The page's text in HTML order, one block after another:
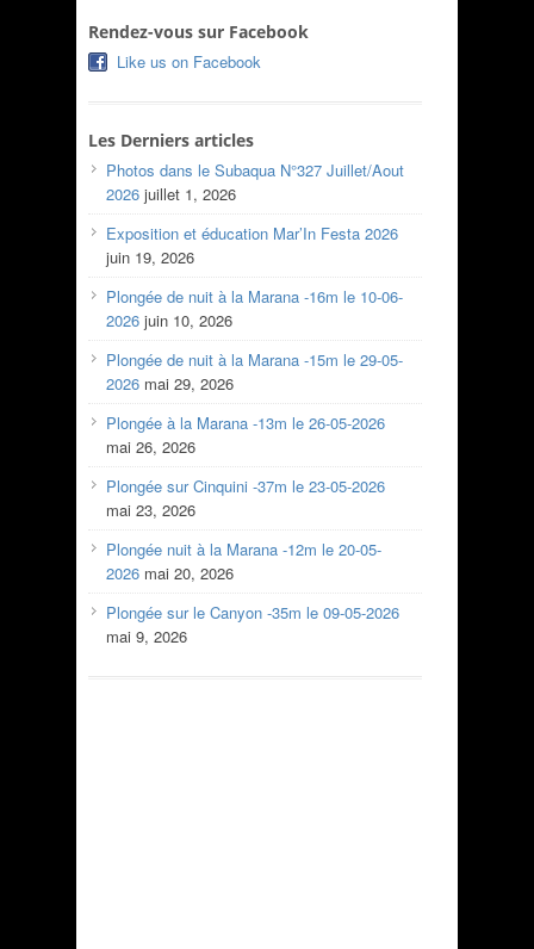
Rendez-vous sur Facebook
Like us on Facebook
Les Derniers articles
Photos dans le Subaqua N°327 Juillet/Aout
2026 juillet 1, 2026
Exposition et éducation Mar’In Festa 2026
juin 19, 2026
Plongée de nuit à la Marana -16m le 10-06-
2026 juin 10, 2026
Plongée de nuit à la Marana -15m le 29-05-
2026 mai 29, 2026
Plongée à la Marana -13m le 26-05-2026
mai 26, 2026
Plongée sur Cinquini -37m le 23-05-2026
mai 23, 2026
Plongée nuit à la Marana -12m le 20-05-
2026 mai 20, 2026
Plongée sur le Canyon -35m le 09-05-2026
mai 9, 2026